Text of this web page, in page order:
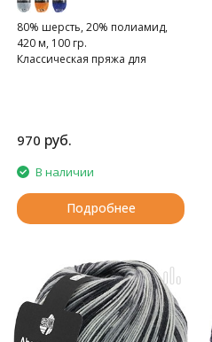
80% шерсть, 20% полиамид,
420 м, 100 гр.
Классическая пряжа для
970 руб.
В наличии
Подробнее